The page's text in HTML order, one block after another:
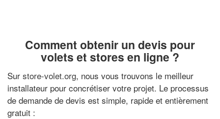
Comment obtenir un devis pour
volets et stores en ligne ?
Sur store-volet.org, nous vous trouvons le meilleur
installateur pour concrétiser votre projet. Le processus
de demande de devis est simple, rapide et entièrement
gratuit :